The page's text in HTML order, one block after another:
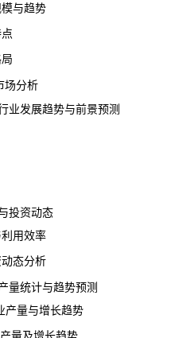
与趋势
场分析
发展趋势与前景预测
投资动态
用效率
态分析
统计与趋势预测
量与增长趋势